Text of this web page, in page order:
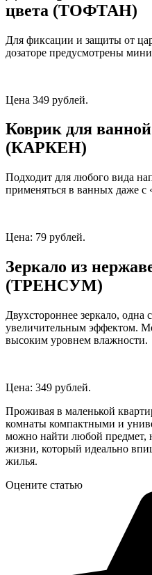
цвета (ТОФТАН)
Для фиксации и защиты от
дозаторе предусмотрены
Цена 349 рублей.
Коврик для
(КАРКЕН)
Подходит для любого вида
применяться в ванных даже
Цена: 79 рублей.
Зеркало из
(ТРЕНСУМ)
Двухстороннее зеркало, одна
увеличительным эффектом.
высоким уровнем влажности.
Цена: 349 рублей.
Проживая в маленькой
комнаты компактными и
можно найти любой предмет,
жизни, который идеально
жилья.
Оцените статью